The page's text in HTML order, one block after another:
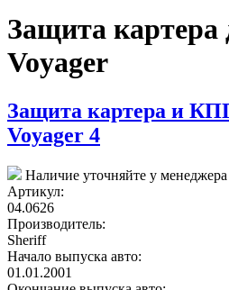
Защита картера
Voyager
Защита картера и
Voyager 4
Наличие уточняйте у менеджера
Артикул:
04.0626
Производитель:
Sheriff
Начало выпуска авто:
01.01.2001